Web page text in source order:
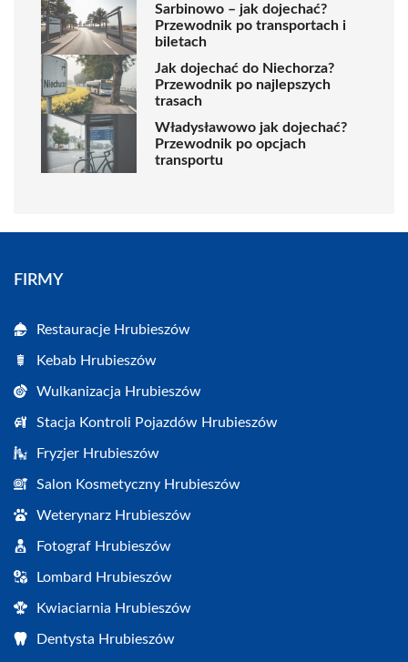
Sarbinowo – jak dojechać?
Przewodnik po transportach i
biletach
Jak dojechać do Niechorza?
Przewodnik po najlepszych
trasach
Władysławowo jak dojechać?
Przewodnik po opcjach
transportu
FIRMY
Restauracje Hrubieszów
Kebab Hrubieszów
Wulkanizacja Hrubieszów
Stacja Kontroli Pojazdów Hrubieszów
Fryzjer Hrubieszów
Salon Kosmetyczny Hrubieszów
Weterynarz Hrubieszów
Fotograf Hrubieszów
Lombard Hrubieszów
Kwiaciarnia Hrubieszów
Dentysta Hrubieszów